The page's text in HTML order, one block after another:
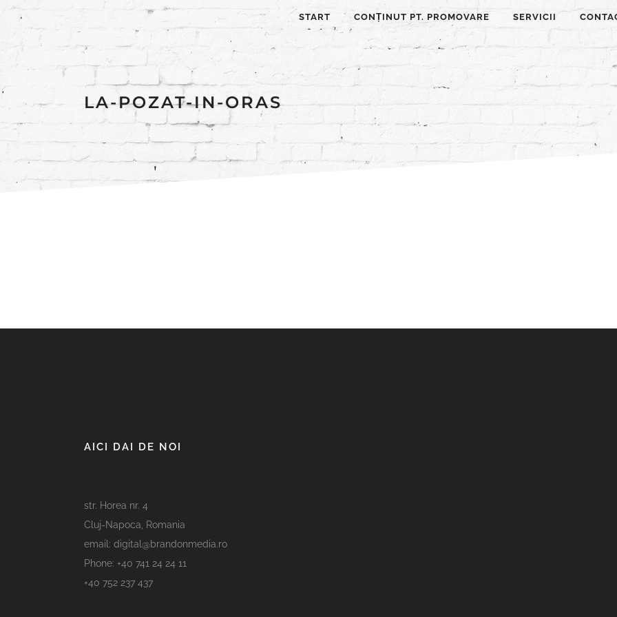
START CONȚINUT PT. PROMOVARE SERVICII
LA-POZAT-IN-ORAS
AICI DAI DE NOI
str. Horea nr. 4
Cluj-Napoca, Romania
email: digital@brandonmedia.ro
Phone: +40 741 24 24 11
+40 752 237 437